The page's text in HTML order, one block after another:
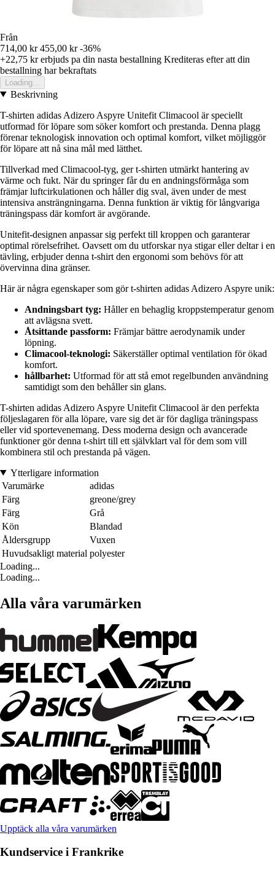
Från
714,00 kr 455,00 kr -36%
+22,75 krerbjuds pa din nasta bestallning Krediteras efter att din
bestallning har bekraftats
Loading...
Beskrivning
T-shirten adidas Adizero Aspyre Unitefit Climacool är speciellt
utformad för löpare som söker komfort och prestanda. Denna plagg
förenar teknologisk innovation och optimal komfort, vilket möjliggör
för löpare att nå sina mål med lätthet.
Tillverkad med Climacool-tyg, ger t-shirten utmärkt hantering av
värme och fukt. När du springer får du en andningsförmåga som
främjar luftcirkulationen och håller dig sval, även under de mest
intensiva ansträngningarna. Denna funktion är viktig för långvariga
träningspass där komfort är avgörande.
Unitefit-designen anpassar sig perfekt till kroppen och garanterar
optimal rörelsefrihet. Oavsett om du utforskar nya stigar eller deltar i en
tävling, erbjuder denna t-shirt den ergonomi som behövs för att
övervinna dina gränser.
Här är några egenskaper som gör t-shirten adidas Adizero Aspyre unik:
Andningsbart tyg: Håller en behaglig kroppstemperatur genom
att avlägsna svett.
Åtsittande passform: Främjar bättre aerodynamik under
löpning.
Climacool-teknologi: Säkerställer optimal ventilation för ökad
komfort.
hållbarhet: Utformad för att stå emot regelbunden användning
samtidigt som den behåller sin glans.
T-shirten adidas Adizero Aspyre Unitefit Climacool är den perfekta
följeslagaren för alla löpare, vare sig det är för dagliga träningspass
eller vid sportevenemang. Dess moderna design och avancerade
funktioner gör denna t-shirt till ett självklart val för dem som vill
kombinera stil och prestanda på vägen.
Ytterligare information
Varumärke
adidas
Färg
greone/grey
Färg
Grå
Kön
Blandad
Åldersgrupp
Vuxen
Huvudsakligt material polyester
Loading...
Loading...
Alla våra varumärken
Upptäck alla våra varumärken
Kundservice i Frankrike